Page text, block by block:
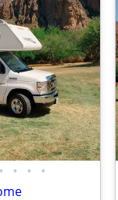
• • • •